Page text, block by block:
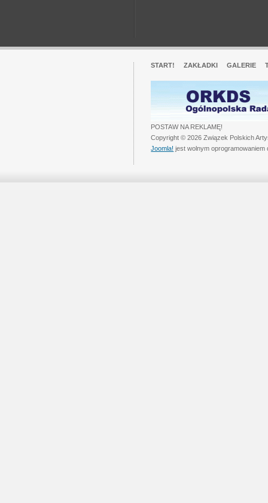
START! ZAKŁADKI GALERIE
POSTAW NA REKLAMĘ!
Copyright © 2026 Związek Polskich
Joomla! jest wolnym